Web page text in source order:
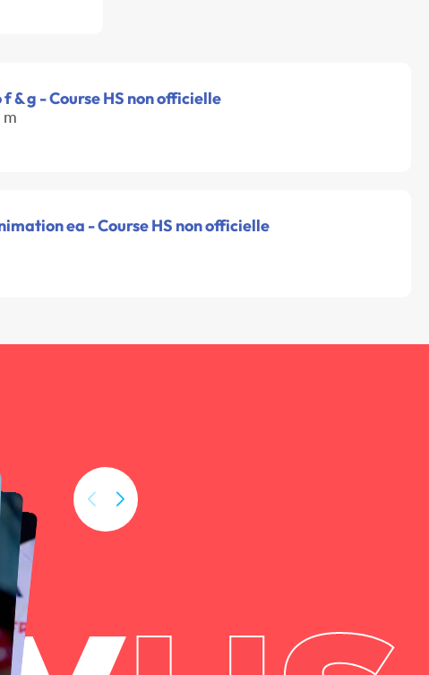
f & g - Course HS non officielle
ea - Course HS non officielle